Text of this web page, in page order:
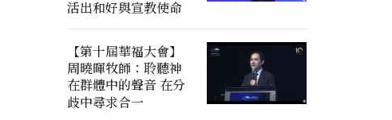
活出和好與宣教使命
【第十屆華福大會】
周曉暉牧師：聆聽神
在群體中的聲音 在分
歧中尋求合一